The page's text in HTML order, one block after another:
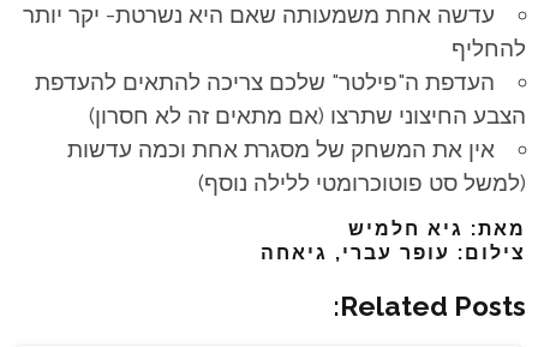
עדשה אחת משמעותה שאם היא נשרטת- יקר יותר
להחליף
העדפת ה"פילטר" שלכם צריכה להתאים להעדפת
הצבע החיצוני שתרצו (אם מתאים זה לא חסרון)
אין את המשחק של מסגרת אחת וכמה עדשות
(למשל סט פוטוכרומטי ללילה נוסף)
מאת: גיא חלמיש
צילום: עופר עברי, גיאחה
Related Posts: